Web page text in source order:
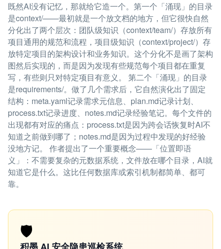
既然AI没有记忆，那就给它造一个。第一个「涌现」的目录
是context/——最初就是一个放文档的地方，但它很快自然
分化出了两个层次：团队级知识（context/team/）存放所有
项目通用的规范和流程，项目级知识（context/project/）存
放特定项目的架构设计和业务知识。这个分化不是画了架构
图然后实现的，而是因为发现有些规范每个项目都在重复
写，有些则只对特定项目有意义。 第二个「涌现」的目录
是requirements/。做了几个需求后，它自然演化出了固定
结构：meta.yaml记录需求元信息、plan.md记录计划、
process.txt记录进度、notes.md记录经验笔记。每个文件的
出现都有对应的痛点：process.txt是因为跨会话恢复时AI不
知道之前做到哪了；notes.md是因为过程中发现的好经验
没地方记。 作者提出了一个重要概念——「位置即语
义」：不需要复杂的元数据系统，文件放在哪个目录，AI就
知道它是什么。这比任何数据库或索引机制都简单、都可
靠。
🛡️